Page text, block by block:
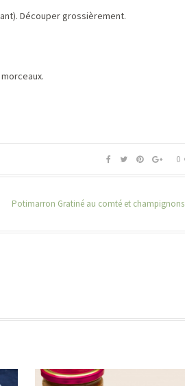
Découper grossièrement.
0
Potimarron Gratiné au comté et champignons